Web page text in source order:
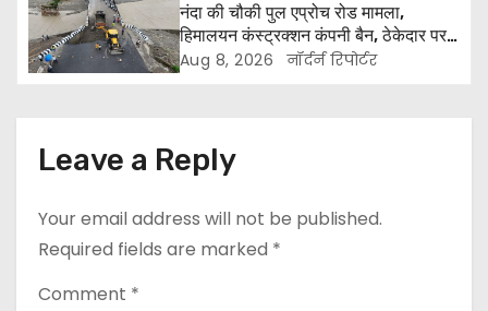
t
i
n
नंदा की चौकी पुल एप्रोच रोड मामला,
हिमालयन कंस्ट्रक्शन कंपनी बैन, ठेकेदार पर
भी एक्शन
Aug 8, 2026 नॉर्दर्न रिपोर्टर
Leave a Reply
Your email address will not be published.
Required fields are marked *
Comment *